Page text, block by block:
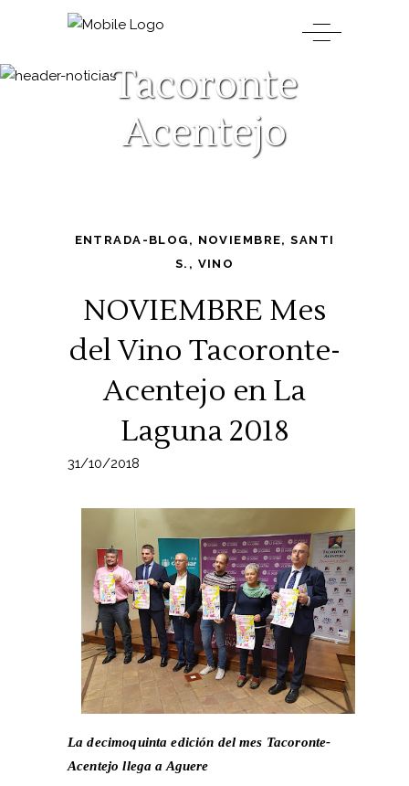
Tacoronte
Acentejo
ENTRADA-BLOG , NOVIEMBRE,SANTI
S. , VINO
NOVIEMBRE Mes
del Vino Tacoronte-
Acentejo en La
Laguna 2018
31/10/2018
La decimoquinta edición del mes Tacoronte-
Acentejo llega a Aguere